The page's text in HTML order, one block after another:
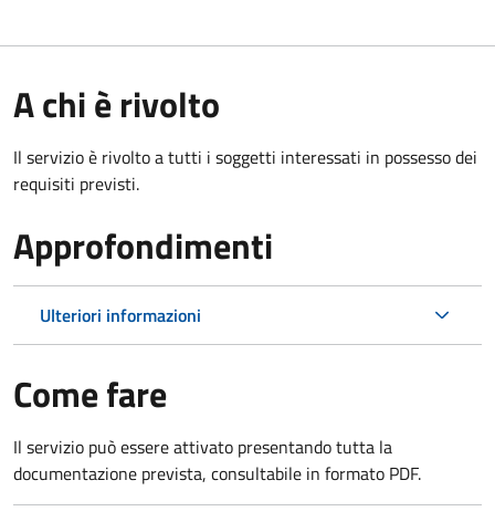
A chi è rivolto
Il servizio è rivolto a tutti i soggetti interessati in possesso dei
requisiti previsti.
Approfondimenti
Ulteriori informazioni
Come fare
Il servizio può essere attivato presentando tutta la
documentazione prevista, consultabile in formato PDF.